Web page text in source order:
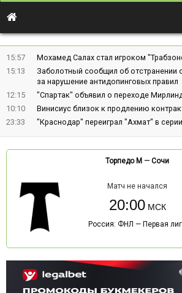
15:57
Мохамед Салах стал игроком
15:13
Заболотный сообщил об отстранении
за нарушение антидопинговых правил
12:15
"Спартак" объявил о переходе
10:10
Винисиус близок к продлению
23:33
"Краснодар" переиграл "Ахмат" в
Торпедо М — Сочи
Матч не начался
20:00
Россия: ФНЛ — Первая